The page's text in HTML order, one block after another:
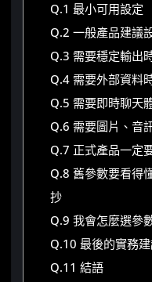
Q.1 最小可用設定
Q.2 一般產品建議
Q.3 需要穩定輸出
Q.4 需要外部資料
Q.5 需要即時聊天
Q.6 需要圖片、音
Q.7 正式產品一定
Q.8 舊參數要看得
抄
Q.9 我會怎麼選參
Q.10 最後的實務
Q.11 結語